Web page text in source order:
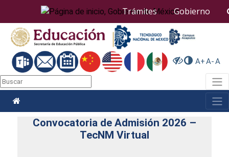
sitio
web
incluye
sistema
accesibilidad.
Trámites Gobierno
A+A-A
Convocatoria de Admisión 2026 –
TecNM Virtual